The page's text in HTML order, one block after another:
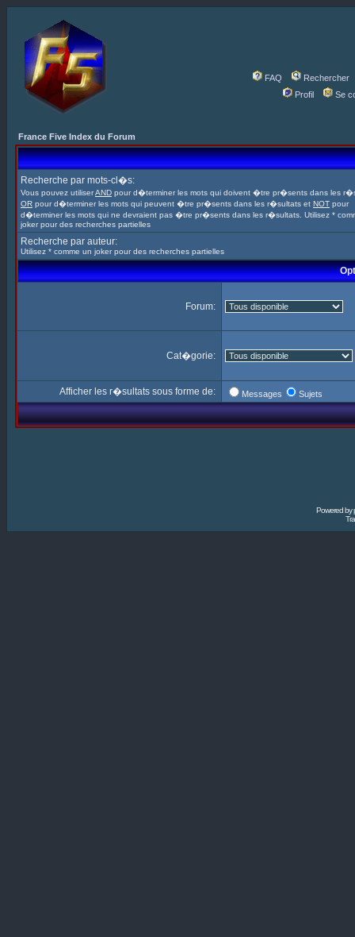
FAQ
Rechercher
Profil
Se
France Five Index du Forum
Recherche par mots-cl�s:
Vous pouvez utiliserAND pour d�terminer les mots qui doivent �tre pr�sents dans les
OR pour d�terminer les mots qui peuvent �tre pr�sents dans les r�sultats et NOT pour
d�terminer les mots qui ne devraient pas �tre pr�sents dans les r�sultats. Utilisez *
joker pour des recherches partielles
Recherche par auteur:
Utilisez * comme un joker pour des recherches partielles
Forum:
Cat�gorie:
Afficher les r�sultats sous forme de: Messages Sujets
Powered by